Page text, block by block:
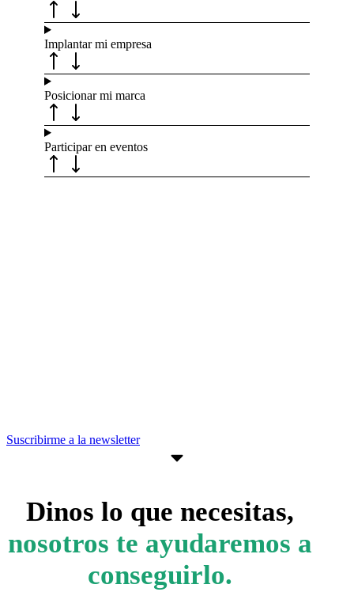
Implantar mi empresa
Posicionar mi marca
Participar en eventos
Suscribirme a la newsletter
Dinos lo que necesitas,
nosotros te ayudaremos a
conseguirlo.